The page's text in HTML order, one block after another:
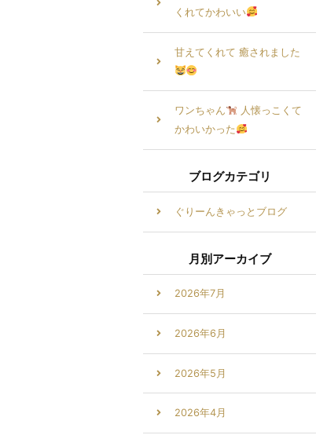
くれてかわいい
甘えてくれて 癒されました
ワンちゃん
人懐っこくて
かわいかった
ブログカテゴリ
ぐりーんきゃっとブログ
月別アーカイブ
2026年7月
2026年6月
2026年5月
2026年4月